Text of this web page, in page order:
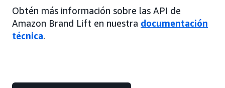
Obtén más información sobre las API de
Amazon Brand Lift en nuestra documentación
técnica.